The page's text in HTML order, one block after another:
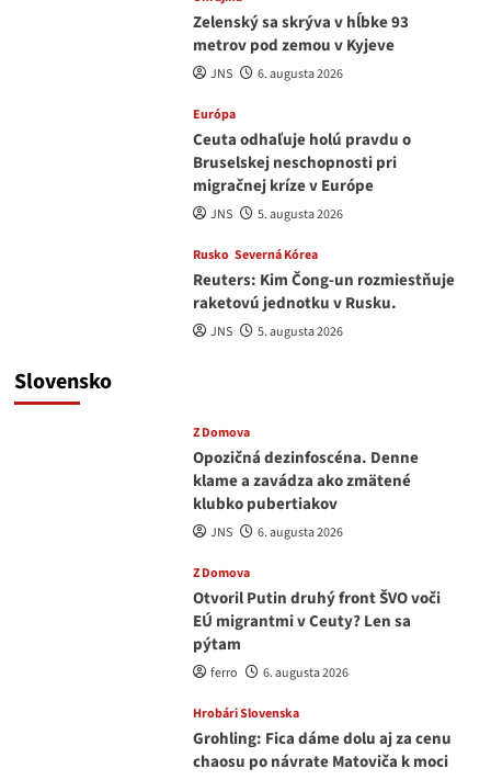
Zelenský sa skrýva v hĺbke 93
metrov pod zemou v Kyjeve
JNS 6. augusta 2026
Európa
Ceuta odhaľuje holú pravdu o
Bruselskej neschopnosti pri
migračnej kríze v Európe
JNS 5. augusta 2026
Rusko Severná Kórea
Reuters: Kim Čong-un rozmiestňuje
raketovú jednotku v Rusku.
JNS 5. augusta 2026
Slovensko
Z Domova
Opozičná dezinfoscéna. Denne
klame a zavádza ako zmätené
klubko pubertiakov
JNS 6. augusta 2026
Z Domova
Otvoril Putin druhý front ŠVO voči
EÚ migrantmi v Ceuty? Len sa
pýtam
ferro 6. augusta 2026
Hrobári Slovenska
Grohling: Fica dáme dolu aj za cenu
chaosu po návrate Matoviča k moci